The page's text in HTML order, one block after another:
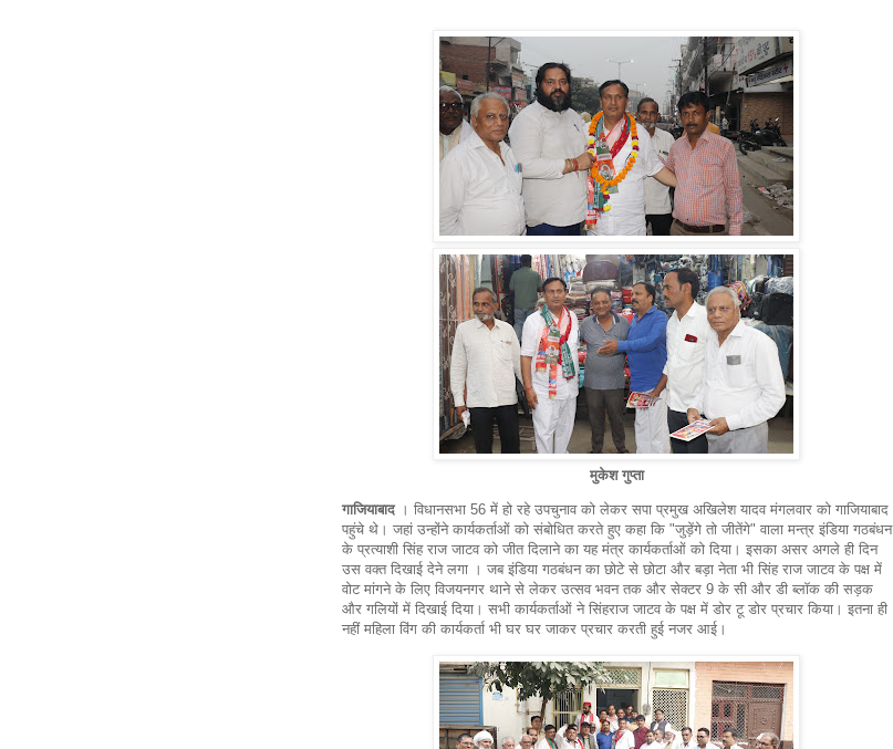
मुकेश गुप्ता
गाजियाबाद। विधानसभा 56 में हो रहे उपचुनाव को लेकर सपा प्रमुख अखिलेश यादव मंगलवार को गाजियाबाद
पहुंचे थे। जहां उन्होंने कार्यकर्ताओं को संबोधित करते हुए कहा कि "जुड़ेंगे तो जीतेंगे" वाला मन्त्र इंडिया गठबंधन
के प्रत्याशी सिंह राज जाटव को जीत दिलाने का यह मंत्र कार्यकर्ताओं को दिया। इसका असर अगले ही दिन
उस वक्त दिखाई देने लगा । जब इंडिया गठबंधन का छोटे से छोटा और बड़ा नेता भी सिंह राज जाटव के पक्ष में
वोट मांगने के लिए विजयनगर थाने से लेकर उत्सव भवन तक और सेक्टर 9 के सी और डी ब्लॉक की सड़क
और गलियों में दिखाई दिया। सभी कार्यकर्ताओं ने सिंहराज जाटव के पक्ष में डोर टू डोर प्रचार किया। इतना ही
नहीं महिला विंग की कार्यकर्ता भी घर घर जाकर प्रचार करती हुई नजर आई।